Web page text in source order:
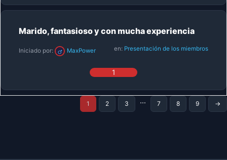
Marido, fantasioso y con mucha experiencia
Iniciado por: MaxPower en: Presentación de los miembros
1
1 2 3 … 7 8 9 →